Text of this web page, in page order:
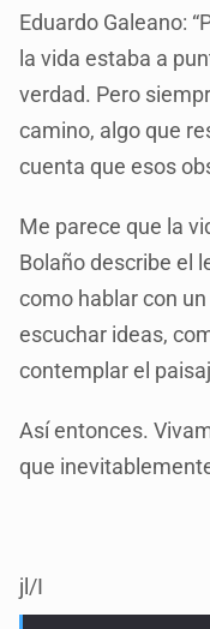
Eduardo Galeano:
la vida estaba a
verdad. Pero
camino, algo que
cuenta que esos
Me parece que la
Bolaño describe el
como hablar con
escuchar ideas,
contemplar el
Así entonces.
que
jl/I